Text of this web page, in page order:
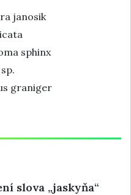
janosik
sphinx
graniger
slova „jaskyňa“